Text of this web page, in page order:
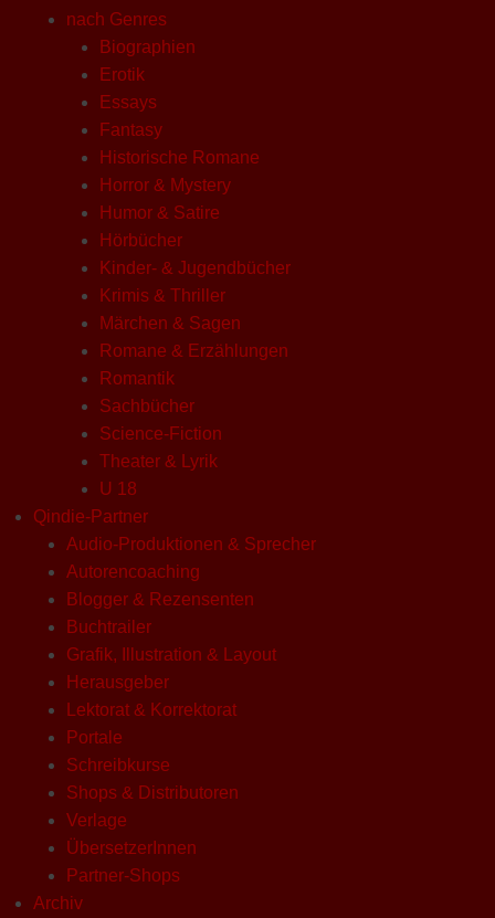
nach Genres
Biographien
Erotik
Essays
Fantasy
Historische Romane
Horror & Mystery
Humor & Satire
Hörbücher
Kinder- & Jugendbücher
Krimis & Thriller
Märchen & Sagen
Romane & Erzählungen
Romantik
Sachbücher
Science-Fiction
Theater & Lyrik
U 18
Qindie-Partner
Audio-Produktionen & Sprecher
Autorencoaching
Blogger & Rezensenten
Buchtrailer
Grafik, Illustration & Layout
Herausgeber
Lektorat & Korrektorat
Portale
Schreibkurse
Shops & Distributoren
Verlage
ÜbersetzerInnen
Partner-Shops
Archiv